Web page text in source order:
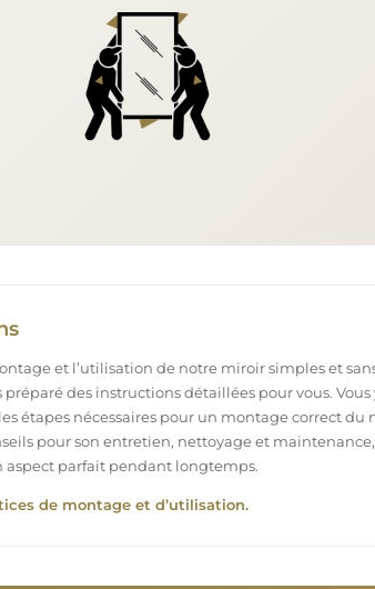
et l’utilisation de notre miroir simples et
préparé des instructions détaillées pour vous. Vous
étapes nécessaires pour un montage correct du
pour son entretien, nettoyage et
aspect parfait pendant longtemps.
de montage et d’utilisation.